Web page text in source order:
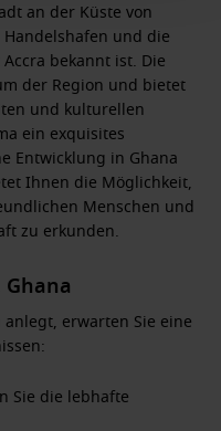
an der Küste von
und die
bekannt ist. Die
der Region und bietet
und kulturellen
ein exquisites
Entwicklung in Ghana
Ihnen die Möglichkeit,
Menschen und
zu erkunden.
erwarten Sie eine
Sie die lebhafte